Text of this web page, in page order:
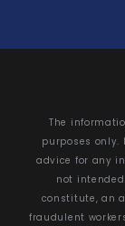
The
purposes only.
advice for any
not
constitute, an
fraudulent